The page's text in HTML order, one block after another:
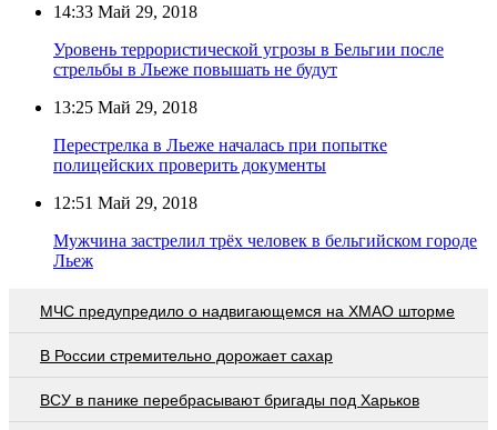
14:33 Май 29, 2018
Уровень террористической угрозы в Бельгии после
стрельбы в Льеже повышать не будут
13:25 Май 29, 2018
Перестрелка в Льеже началась при попытке
полицейских проверить документы
12:51 Май 29, 2018
Мужчина застрелил трёх человек в бельгийском городе
Льеж
МЧС предупредило о надвигающемся на ХМАО шторме
В России стремительно дорожает сахар
ВСУ в панике перебрасывают бригады под Харьков